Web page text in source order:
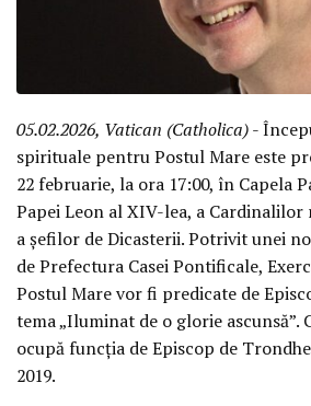
05.02.2026, Vatican (Catholica)-
spirituale pentru Postul Mare este
22 februarie, la ora 17:00, în Capela
Papei Leon al XIV-lea, a Cardinalilor
a șefilor de Dicasterii. Potrivit unei
de Prefectura Casei Pontificale,
Postul Mare vor fi predicate de
tema „Iluminat de o glorie ascunsă”.
ocupă funcția de Episcop de
2019.